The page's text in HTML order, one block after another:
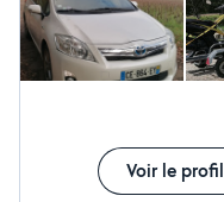
Voir le profil